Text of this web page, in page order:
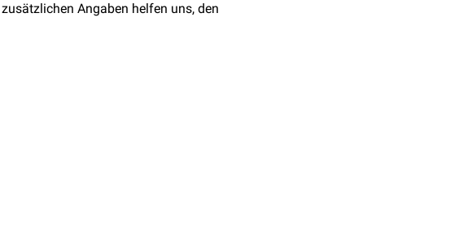
Angaben helfen uns, den